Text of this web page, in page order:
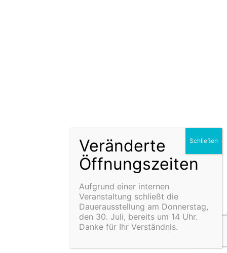
Aufgrund einer internen
Veranstaltung schließt die
Dauerausstellung am Donnerstag,
den 30. Juli, bereits um 14 Uhr.
Danke für Ihr Verständnis.